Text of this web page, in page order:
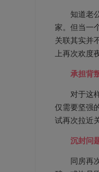
知道老公
家。但当一
关联其实并
上再次欢度
承担背
对于这样
仅需要坚强
试再次拉近
沉封问
同房再次